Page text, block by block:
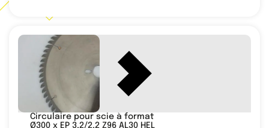
Circulaire pour scie à format
Ø300 x EP 3,2/2,2 Z96 AL30 HEL